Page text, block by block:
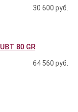
30 600 руб.
80 GR
64 560 руб.